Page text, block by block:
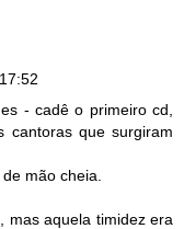
- cadê o primeiro cd,
cantoras que surgiram
mão cheia.
mas aquela timidez era